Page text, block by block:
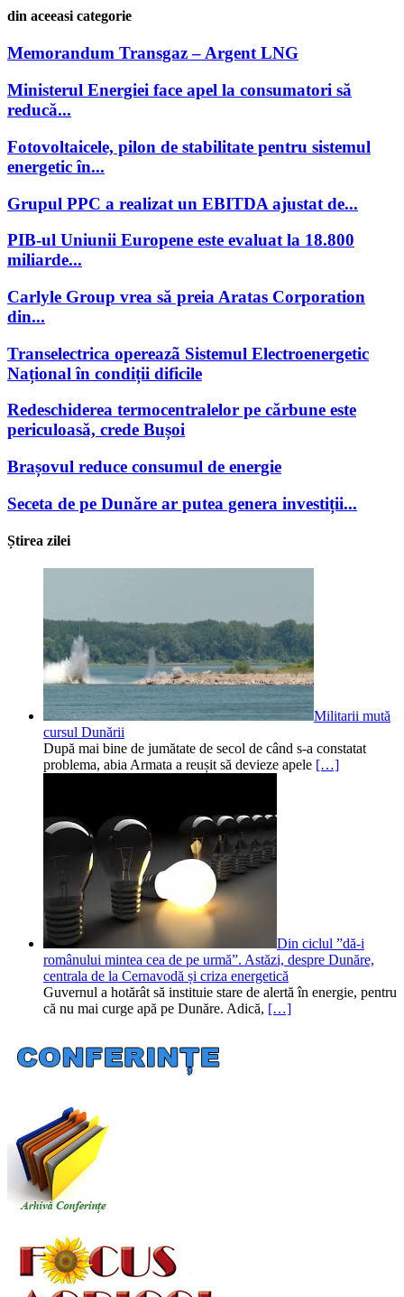
din aceeasi categorie
Memorandum Transgaz – Argent LNG
Ministerul Energiei face apel la consumatori să
reducă...
Fotovoltaicele, pilon de stabilitate pentru sistemul
energetic în...
Grupul PPC a realizat un EBITDA ajustat de...
PIB-ul Uniunii Europene este evaluat la 18.800
miliarde...
Carlyle Group vrea să preia Aratas Corporation
din...
Transelectrica opereazã Sistemul Electroenergetic
Național în condiții dificile
Redeschiderea termocentralelor pe cărbune este
periculoasă, crede Bușoi
Brașovul reduce consumul de energie
Seceta de pe Dunăre ar putea genera investiții...
Știrea zilei
Militarii mută
cursul Dunării
După mai bine de jumătate de secol de când s-a constatat
problema, abia Armata a reușit să devieze apele […]
Din ciclul ”dă-i
românului mintea cea de pe urmă”. Astăzi, despre Dunăre,
centrala de la Cernavodă și criza energetică
Guvernul a hotărât să instituie stare de alertă în energie, pentru
că nu mai curge apă pe Dunăre. Adică, […]